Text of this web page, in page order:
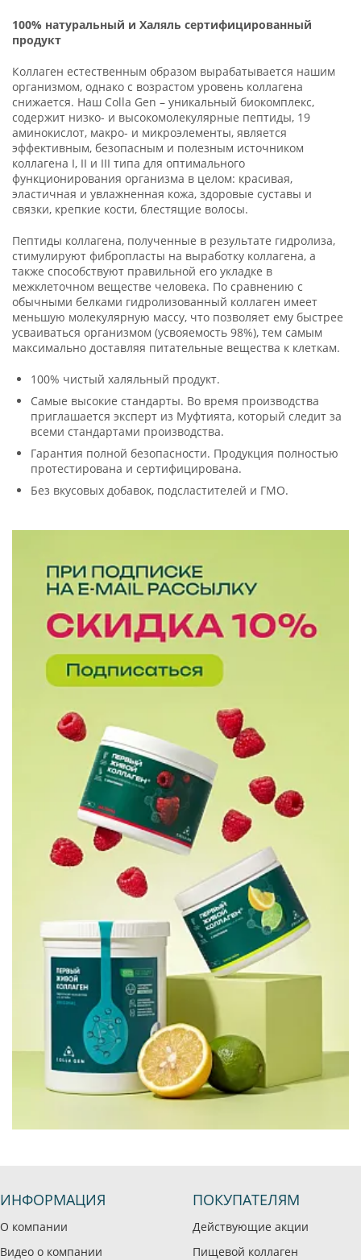
100% натуральный и Халяль сертифицированный
продукт
Коллаген естественным образом вырабатывается нашим
организмом, однако с возрастом уровень коллагена
снижается. Наш Colla Gen – уникальный биокомплекс,
содержит низко- и высокомолекулярные пептиды, 19
аминокислот, макро- и микроэлементы, является
эффективным, безопасным и полезным источником
коллагена I, II и III типа для оптимального
функционирования организма в целом: красивая,
эластичная и увлажненная кожа, здоровые суставы и
связки, крепкие кости, блестящие волосы.
Пептиды коллагена, полученные в результате гидролиза,
стимулируют фибропласты на выработку коллагена, а
также способствуют правильной его укладке в
межклеточном веществе человека. По сравнению с
обычными белками гидролизованный коллаген имеет
меньшую молекулярную массу, что позволяет ему быстрее
усваиваться организмом (усвояемость 98%), тем самым
максимально доставляя питательные вещества к клеткам.
100% чистый халяльный продукт.
Самые высокие стандарты. Во время производства
приглашается эксперт из Муфтията, который следит за
всеми стандартами производства.
Гарантия полной безопасности. Продукция полностью
протестирована и сертифицирована.
Без вкусовых добавок, подсластителей и ГМО.
ИНФОРМАЦИЯ
О компании
Видео о компании
ПОКУПАТЕЛЯМ
Действующие акции
Пищевой коллаген